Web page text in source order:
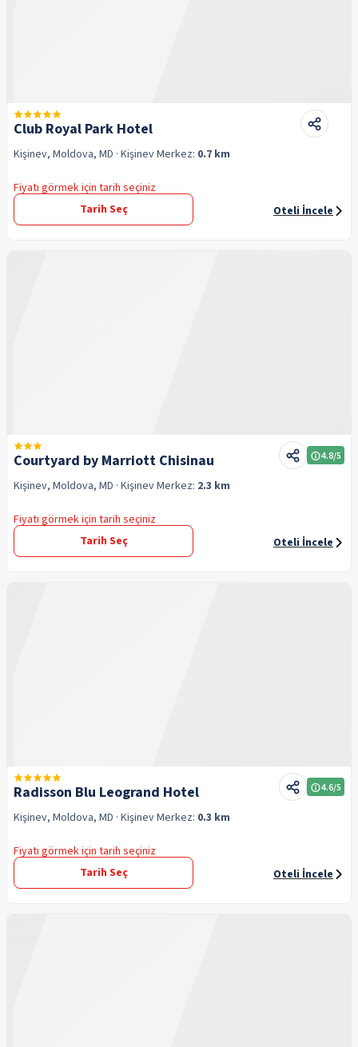
Club Royal Park Hotel
Kişinev, Moldova, MD · KişinevMerkez: 0.7 km
Fiyatı görmek için tarih seçiniz
Tarih Seç
Oteli İncele
Courtyard by Marriott Chisinau 4.8/5
Kişinev, Moldova, MD · KişinevMerkez: 2.3 km
Fiyatı görmek için tarih seçiniz
Tarih Seç
Oteli İncele
Radisson Blu Leogrand Hotel 4.6/5
Kişinev, Moldova, MD · KişinevMerkez: 0.3 km
Fiyatı görmek için tarih seçiniz
Tarih Seç
Oteli İncele